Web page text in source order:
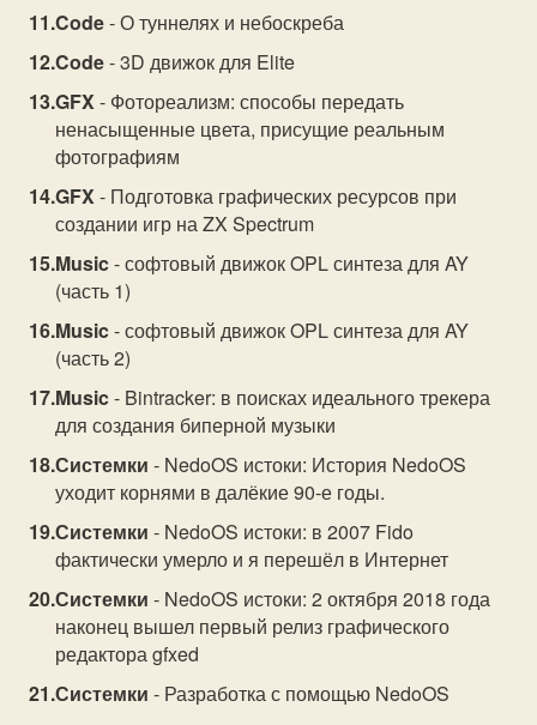
Code- О туннелях и небоскреба
Code- 3D движок для Elite
GFX- Фотореализм: способы передать
ненасыщенные цвета, присущие реальным
фотографиям
GFX- Подготовка графических ресурсов при
создании игр на ZX Spectrum
Music- софтовый движок OPL синтеза для AY
(часть 1)
Music- софтовый движок OPL синтеза для AY
(часть 2)
Music- Bintracker: в поисках идеального трекера
для создания биперной музыки
Системки - NedoOS истоки: История NedoOS
уходит корнями в далёкие 90-е годы.
Системки - NedoOS истоки: в 2007 Fido
фактически умерло и я перешёл в Интернет
Системки - NedoOS истоки: 2 октября 2018 года
наконец вышел первый релиз графического
редактора gfxed
Системки - Разработка с помощью NedoOS